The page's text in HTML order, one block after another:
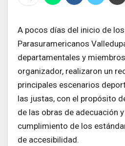
A pocos días del inicio de
Parasuramericanos
departamentales y
organizador, realizaron un
principales escenarios
las justas, con el propósito
de las obras de adecuación
cumplimiento de los
de accesibilidad.